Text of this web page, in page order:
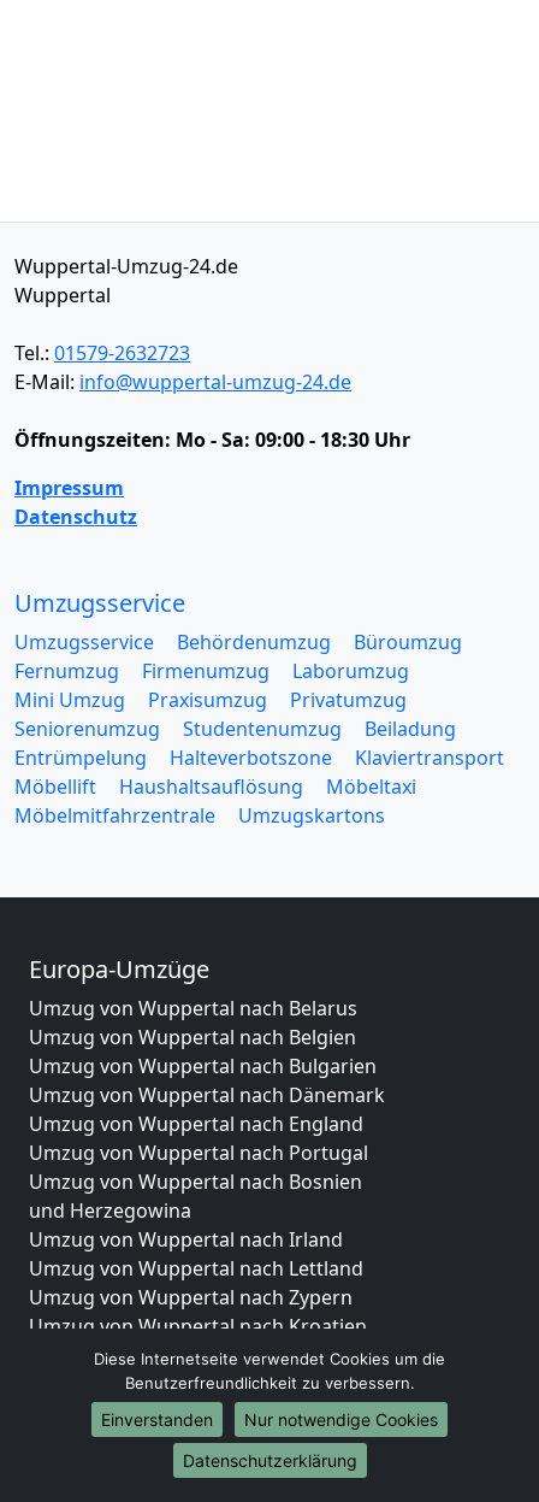
Wuppertal-Umzug-24.de
Wuppertal
Tel.: 01579-2632723
E-Mail: info@wuppertal-umzug-24.de
Öffnungszeiten: Mo - Sa: 09:00 - 18:30 Uhr
Impressum
Datenschutz
Umzugsservice
Umzugsservice Behördenumzug
Büroumzug
Fernumzug
Firmenumzug
Laborumzug
Mini Umzug
Praxisumzug
Privatumzug
Seniorenumzug
Studentenumzug
Beiladung
Entrümpelung
Halteverbotszone
Klaviertransport
Möbellift
Haushaltsauflösung
Möbeltaxi
Möbelmitfahrzentrale
Umzugskartons
Europa-Umzüge
Umzug von Wuppertal nach Belarus
Umzug von Wuppertal nach Belgien
Umzug von Wuppertal nach Bulgarien
Umzug von Wuppertal nach Dänemark
Umzug von Wuppertal nach England
Umzug von Wuppertal nach Portugal
Umzug von Wuppertal nach Bosnien
und Herzegowina
Umzug von Wuppertal nach Irland
Umzug von Wuppertal nach Lettland
Umzug von Wuppertal nach Zypern
Umzug von Wuppertal nach Kroatien
Umzug von Wuppertal nach Estland
Umzug von Wuppertal nach Finnland
Umzug von Wuppertal nach Frankreich
Umzug von Wuppertal nach Griechenland
Umzug von Wuppertal nach Italien
Diese Internetseite verwendet Cookies um die
Benutzerfreundlichkeit zu verbessern.
Einverstanden
Nur notwendige Cookies
Datenschutzerklärung